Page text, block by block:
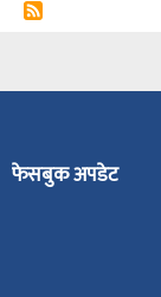
फेसबुक अपडेट